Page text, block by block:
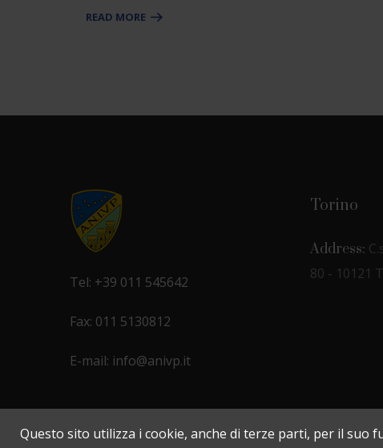
READ MORE
Tel: +39 011 545642
Fax: 011 5130812
E-mail: info@anivp.it
Torino
Address:
80 - 10121
Questo sito utilizza i cookie, anche di terze parti, per il suo